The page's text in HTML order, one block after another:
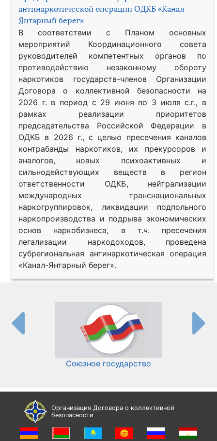
антинаркотической операции ОДКБ «Канал –
Янтарный берег»
В соответствии с Планом основных
мероприятий Координационного совета
руководителей компетентных органов по
противодействию незаконному обороту
наркотиков государств-членов Организации
Договора о коллективной безопасности на
2026 г. в период с 29 июня по 3 июля с.г., в
рамках реализации приоритетов
председательства Российской Федерации в
ОДКБ в 2026 г., с целью пресечения каналов
контрабанды наркотиков, их прекурсоров и
аналогов, новых психоактивных и
сильнодействующих веществ в регион
ответственности ОДКБ, нейтрализации
международных транснациональных
наркогруппировок, ликвидации подпольного
наркопроизводства и подрыва экономических
основ наркобизнеса, в т.ч. пресечения
легализации наркодоходов, проведена
субрегиональная антинаркотическая операция
«Канал-Янтарный берег».
Союзное государство
Организация Договора о коллективной
безопасности